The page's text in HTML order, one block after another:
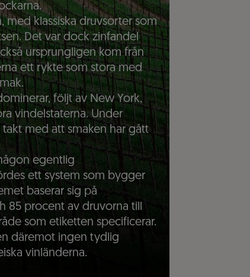
med klassiska druvsorter som
Det var dock zinfandel
ursprungligen kom från
ett rykte som stora med
följt av New York,
vindelstaterna. Under
med att smaken har gått
egentlig
ett system som bygger
baserar sig på
85 procent av druvorna till
som etiketten specificerar.
däremot ingen tydlig
vinländerna.